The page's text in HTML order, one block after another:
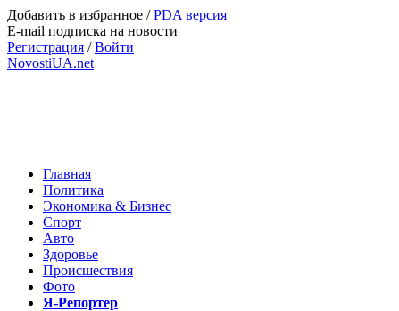
Добавить в избранное /PDA версия
E-mail подписка на новости
Регистрация /Войти
NovostiUA.net
Главная
Политика
Экономика & Бизнес
Спорт
Авто
Здоровье
Происшествия
Фото
Я-Репортер